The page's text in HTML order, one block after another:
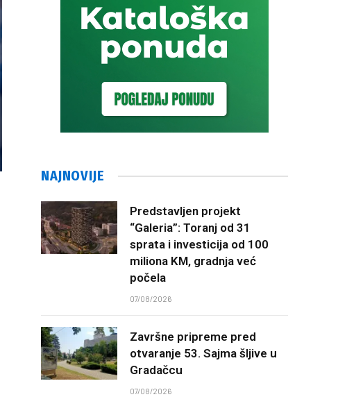
NAJNOVIJE
Predstavljen projekt
“Galeria”: Toranj od 31
sprata i investicija od 100
miliona KM, gradnja već
počela
07/08/2026
Završne pripreme pred
otvaranje 53. Sajma šljive u
Gradačcu
07/08/2026